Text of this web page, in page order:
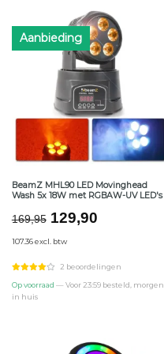
Aanbieding
BeamZ MHL90 LED Movinghead
Wash 5x 18W met RGBAW-UV LED's
169,95 Oorspronkelijke
was:
€169,95.
129,90Huidige
€129,90.
107.36 excl. btw
2 beoordelingen
Op voorraad — Voor 23:59 besteld, morgen
in huis